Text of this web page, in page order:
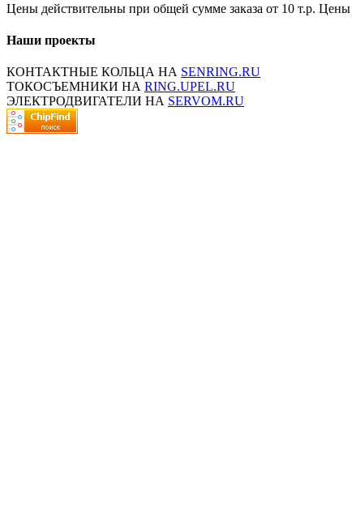
Цены действительны при общей сумме заказа от 10 т.р.
Наши проекты
КОНТАКТНЫЕ КОЛЬЦА НА SENRING.RU
ТОКОСЪЕМНИКИ НА RING.UPEL.RU
ЭЛЕКТРОДВИГАТЕЛИ НА SERVOM.RU